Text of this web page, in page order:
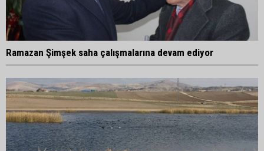
Ramazan Şimşek saha çalışmalarına devam ediyor